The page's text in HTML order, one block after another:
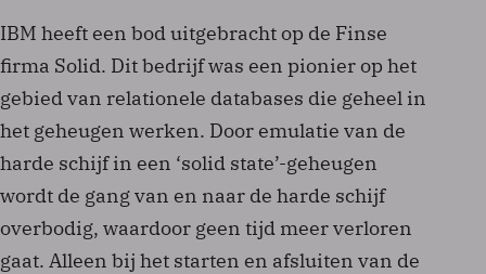
IBM heeft een bod uitgebracht op de Finse
firma Solid. Dit bedrijf was een pionier op het
gebied van relationele databases die geheel in
het geheugen werken. Door emulatie van de
harde schijf in een ‘solid state’-geheugen
wordt de gang van en naar de harde schijf
overbodig, waardoor geen tijd meer verloren
gaat. Alleen bij het starten en afsluiten van de